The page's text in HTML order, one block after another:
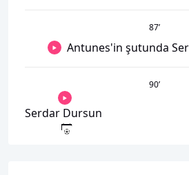
87’
Antunes'in şutunda
90’
Serdar Dursun